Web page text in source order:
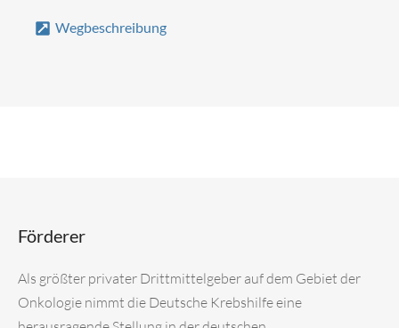
Wegbeschreibung
Förderer
Als größter privater Drittmittelgeber auf dem Gebiet der
Onkologie nimmt die Deutsche Krebshilfe eine